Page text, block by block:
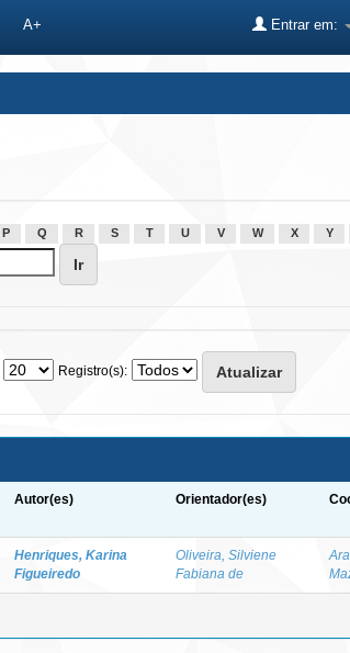
A+ Entrar em:
P Q R S T U V W X Y
Registro(s):
Autor(es) Orientador(es)
Henriques, Karina
Figueiredo
Oliveira, Silviene
Fabiana de